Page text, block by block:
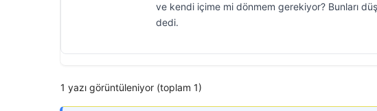
ve kendi içime mi dönmem gerekiyor? Bunları
dedi.
1 yazı görüntüleniyor (toplam 1)